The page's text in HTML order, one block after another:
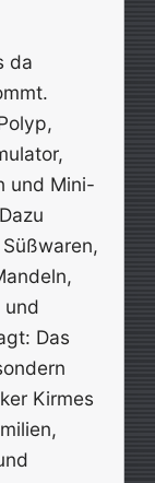
da
und Mini-
und
Das
Kirmes